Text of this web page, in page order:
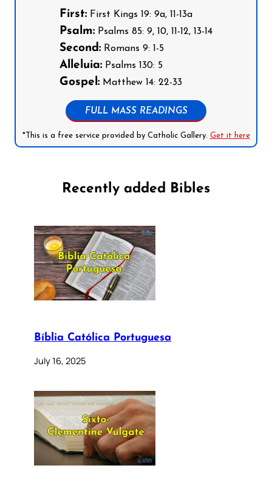
First: First Kings 19: 9a, 11-13a
Psalm: Psalms 85: 9, 10, 11-12, 13-14
Second: Romans 9: 1-5
Alleluia: Psalms 130: 5
Gospel: Matthew 14: 22-33
FULL MASS READINGS
*This is a free service provided by Catholic Gallery. Get it here
Recently added Bibles
Bíblia Católica Portuguesa
July 16, 2025